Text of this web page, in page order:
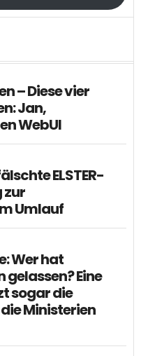
– Diese vier
Jan,
WebUI
ELSTER-
zur
Umlauf
Wer hat
Eine
sogar die
Ministerien